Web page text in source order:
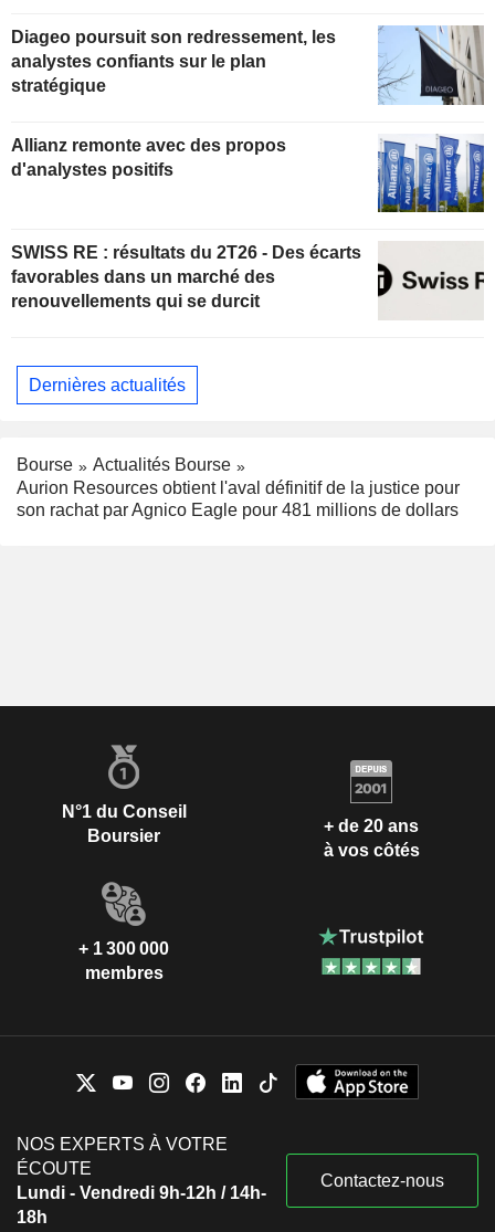
Diageo poursuit son redressement, les
analystes confiants sur le plan
stratégique
Allianz remonte avec des propos
d'analystes positifs
SWISS RE : résultats du 2T26 - Des écarts
favorables dans un marché des
renouvellements qui se durcit
Dernières actualités
Bourse
Actualités Bourse
Aurion Resources obtient l'aval définitif de la justice pour
son rachat par Agnico Eagle pour 481 millions de dollars
N°1 du Conseil
Boursier
+ de 20 ans
à vos côtés
+ 1 300 000
membres
NOS EXPERTS À VOTRE
ÉCOUTE
Lundi - Vendredi 9h-12h / 14h-
18h
Contactez-nous